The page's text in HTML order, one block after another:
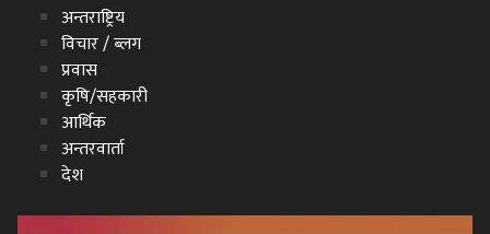
अन्तराष्ट्रिय
विचार / ब्लग
प्रवास
कृषि/सहकारी
आर्थिक
अन्तरवार्ता
देश